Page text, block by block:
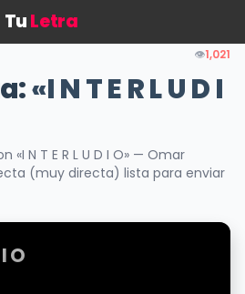
TuLetra
👁️1,021
«I N T E R L U D I
N T E R L U D I O» — Omar
(muy directa) lista para enviar
O